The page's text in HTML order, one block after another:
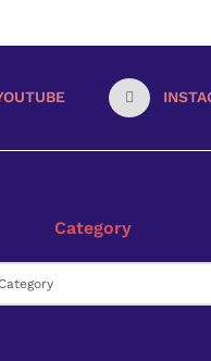
Category